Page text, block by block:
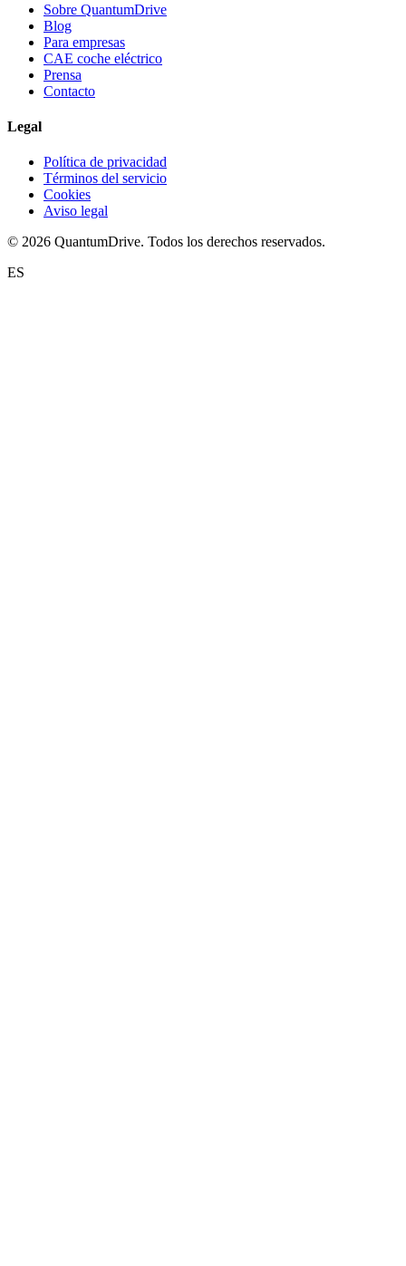
Sobre QuantumDrive
Blog
Para empresas
CAE coche eléctrico
Prensa
Contacto
Legal
Política de privacidad
Términos del servicio
Cookies
Aviso legal
© 2026 QuantumDrive. Todos los derechos reservados.
ES